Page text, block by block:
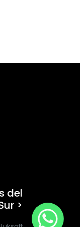
del
>